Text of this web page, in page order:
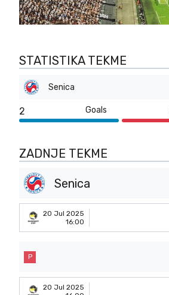
STATISTIKA TEKME
Senica
2 Goals
ZADNJE TEKME
Senica
20 Jul 2025
16:00
P
20 Jul 2025